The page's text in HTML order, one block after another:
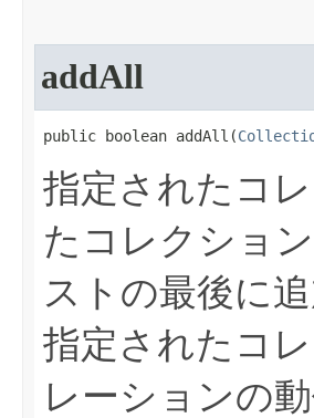
addAll
public boolean addAll​(
指定されたコ
たコレクショ
ストの最後に
指定されたコ
レーションの